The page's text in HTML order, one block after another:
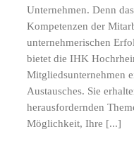
Unternehmen. Denn
Kompetenzen der
unternehmerischen
bietet die IHK
Mitgliedsunternehmen
Austausches. Sie
herausfordernden
Möglichkeit, Ihre [...]